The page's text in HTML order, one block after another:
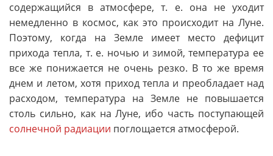
содержащийся в атмосфере, т. е. она не уходит
немедленно в космос, как это происходит на Луне.
Поэтому, когда на Земле имеет место дефицит
прихода тепла, т. е. ночью и зимой, температура ее
все же понижается не очень резко. В то же время
днем и летом, хотя приход тепла и преобладает над
расходом, температура на Земле не повышается
столь сильно, как на Луне, ибо часть поступающей
солнечной радиации поглощается атмосферой.